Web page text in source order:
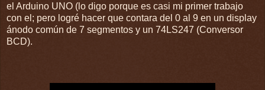
el Arduino UNO (lo digo porque es casi mi primer trabajo
con el; pero logré hacer que contara del 0 al 9 en un display
ánodo común de 7 segmentos y un 74LS247 (Conversor
BCD).